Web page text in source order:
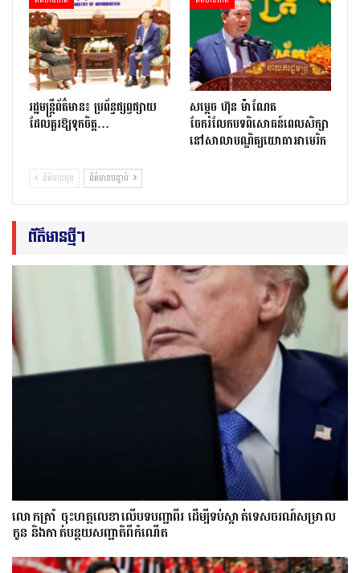
រដ្ឋមន្ត្រីព័ត៌មាន៖ ប្រព័ន្ធផ្សព្វផ្សាយ
ដែលគួរឱ្យទុកចិត្ត…
សម្តេច ហ៊ុន ម៉ាណែត
ចែករំលែកបទពិសោធន៍ពេលសិក្សា
នៅសាលាបណ្ឌិត្យ​យោ​ធា​អាមេរិក
ព័ត៌មានមុន ព័ត៌មានបន្ទាប់
ព័ត៌មានថ្មីៗ
លោក​ត្រាំ ចុះហត្ថលេខាលើបទបញ្ជាពីរ ដើម្បីទប់ស្កាត់ទេស​ចរណ៍សម្រាល
កូន និងកាត់បន្ថយសញ្ជាតិពីកំណើត